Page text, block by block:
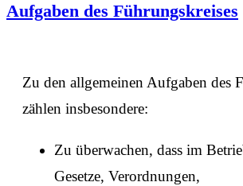
Aufgaben des Führungskreises
Zu den allgemeinen Aufgaben des
zählen insbesondere:
Zu überwachen, dass im
Gesetze, Verordnungen,